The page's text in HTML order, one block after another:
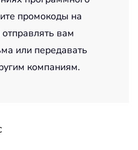
промокоды на
вам
или передавать
компаниям.